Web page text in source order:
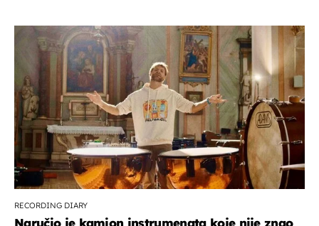
RECORDING DIARY
Naručio je kamion instrumenata koje nije znao